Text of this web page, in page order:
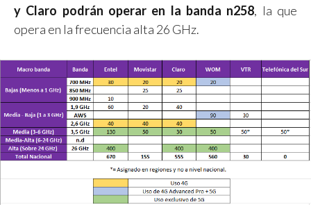
y Claro podrán operar en la banda n258, la que
opera en la frecuencia alta 26 GHz.